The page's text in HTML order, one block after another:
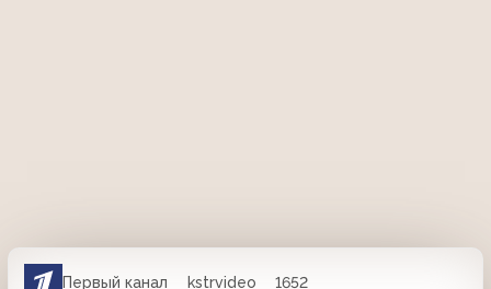
Первый канал kstrvideo
1652